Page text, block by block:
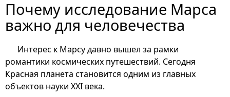
Почему исследование Марса
важно для человечества
Интерес к Марсу давно вышел за рамки
романтики космических путешествий. Сегодня
Красная планета становится одним из главных
объектов науки XXI века.